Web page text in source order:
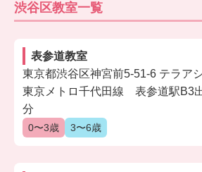
渋谷区教室一覧
表参道教室
東京都渋谷区神宮前5-51-6 テラア
東京メトロ千代田線 表参道駅B3
分
0〜3歳 3〜6歳